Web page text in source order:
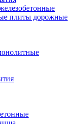
плиты дорожные